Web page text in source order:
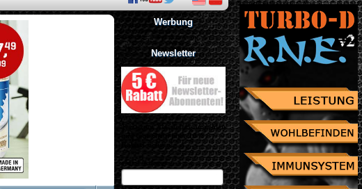
Werbung
Newsletter
Jetzt zum Newsletter anmelden
und Gutschein über 10%
eMail Adresse